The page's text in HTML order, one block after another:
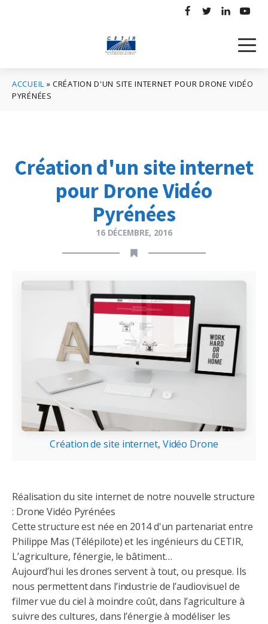
ACCUEIL »CRÉATION D'UN SITE INTERNET POUR DRONE VIDÉO
PYRÉNÉES
Création d'un site internet
pour Drone Vidéo
Pyrénées
16 DÉCEMBRE, 2016
Création de site internet, Vidéo Drone
Réalisation du site internet de notre nouvelle structure
: Drone Vidéo Pyrénées
Cette structure est née en 2014 d'un partenariat entre
Philippe Mas (Télépilote) et les ingénieurs du CETIR,
L’agriculture, l’énergie, le bâtiment…
Aujourd’hui les drones servent à tout, ou presque. Ils
nous permettent dans l’industrie de l’audiovisuel de
filmer vue du ciel à moindre coût, dans l’agriculture à
suivre des cultures, dans l’énergie à modéliser les